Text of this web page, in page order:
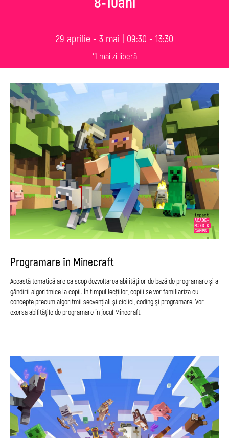
29 aprilie - 3 mai | 09:30 - 13:30
*1 mai zi liberă
Programare în Minecraft
Această tematică are ca scop dezvoltarea abilităților de bază de programare și a
gândirii algoritmice la copii. În timpul lecțiilor, copiii se vor familiariza cu
concepte precum algoritmii secvenţiali şi ciclici, coding şi programare. Vor
exersa abilitățile de programare în jocul Minecraft.